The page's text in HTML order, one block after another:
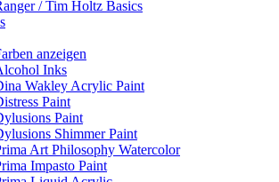
/ Tim Holtz Basics
anzeigen
Inks
Wakley Acrylic Paint
Paint
Paint
Shimmer Paint
Art Philosophy Watercolor
Impasto Paint